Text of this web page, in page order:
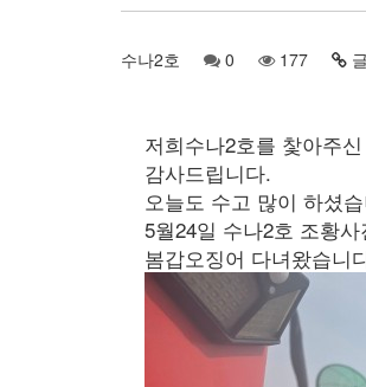
수나2호 0 177
저희수나2호를 찿아주
감사드립니다.
오늘도 수고 많이 하셨
5월24일 수나2호 조황
봄갑오징어 다녀왔습니